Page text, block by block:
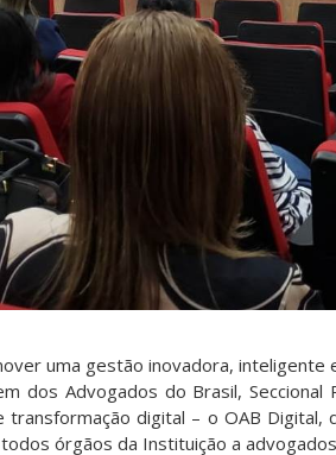
uma gestão inovadora,
dos Advogados do Brasil, Seccional
digital – o OAB
órgãos da Instituição a